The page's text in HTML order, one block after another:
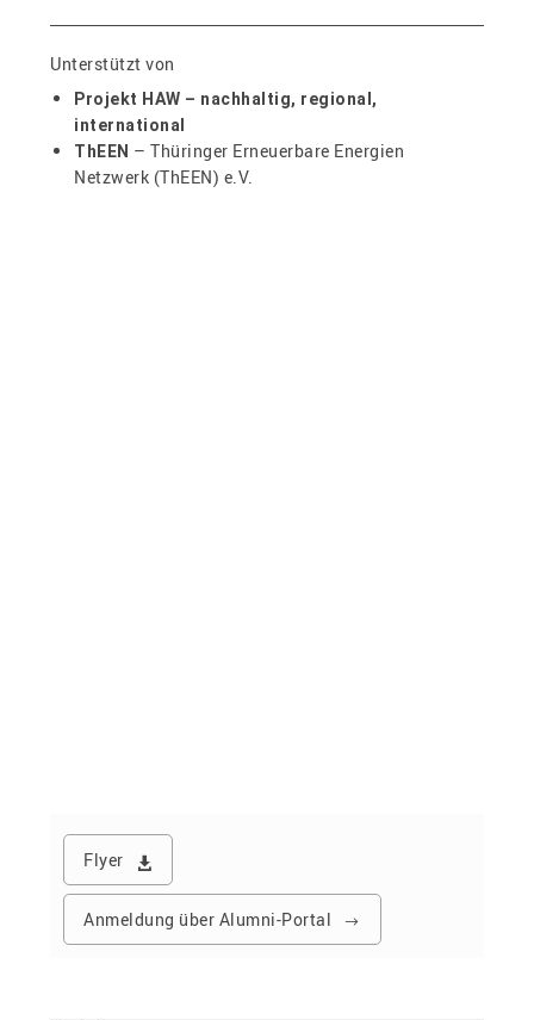
Unterstützt von
Projekt HAW – nachhaltig, regional,
international
ThEEN – Thüringer Erneuerbare Energien
Netzwerk (ThEEN) e.V.
Flyer
Anmeldung über Alumni-Portal